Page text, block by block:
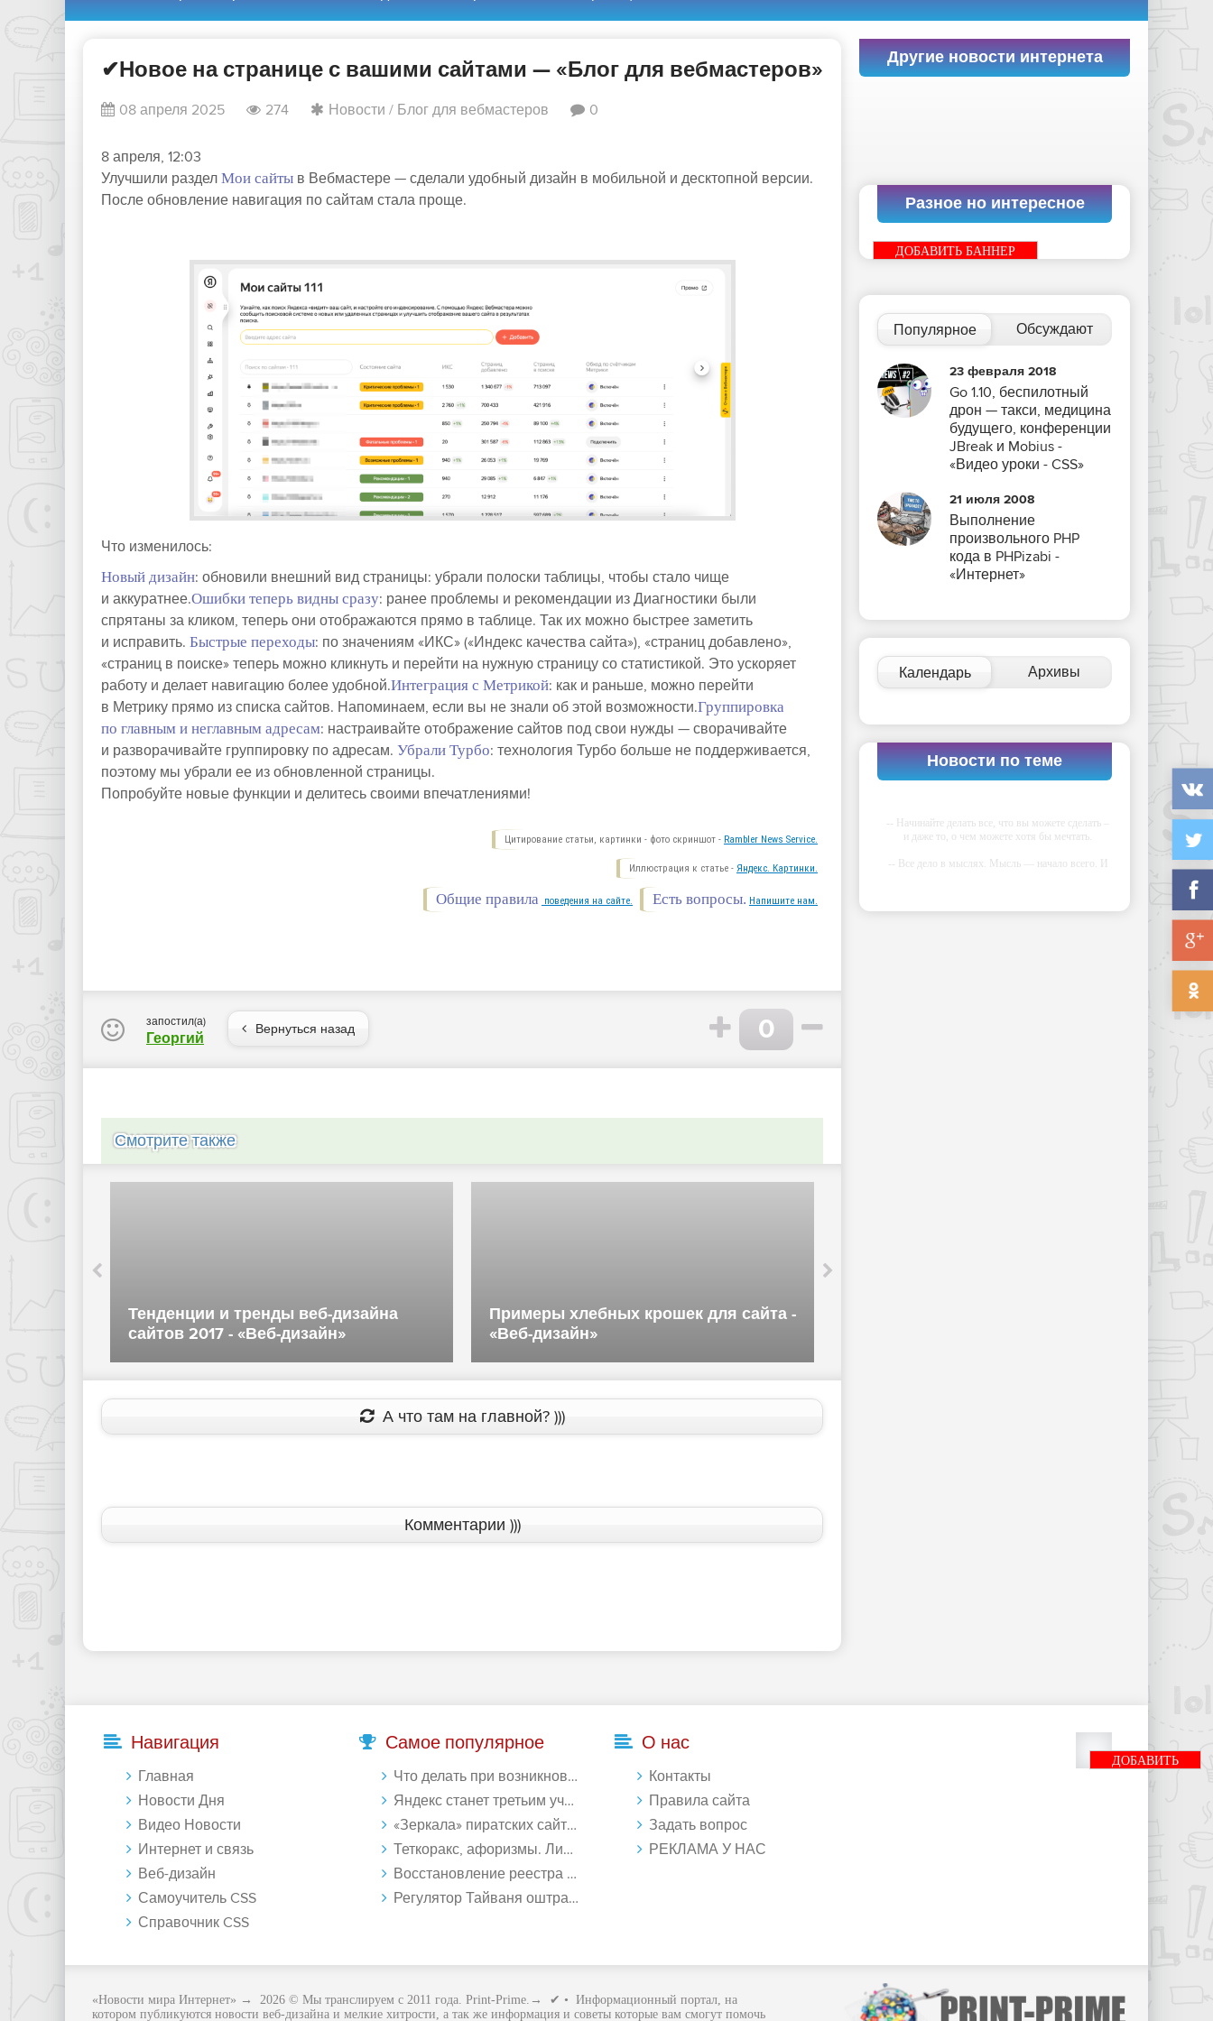
✔Новое на странице с вашими сайтами — «Блог для вебмастеров»
08 апреля 2025 274 Новости / Блог для вебмастеров 0
8 апреля, 12:03
Улучшили раздел Мои сайты в Вебмастере — сделали удобный дизайн в мобильной и десктопной версии.
После обновление навигация по сайтам стала проще.
Что изменилось:
Новый дизайн: обновили внешний вид страницы: убрали полоски таблицы, чтобы стало чище
и аккуратнее.Ошибки теперь видны сразу: ранее проблемы и рекомендации из Диагностики были
спрятаны за кликом, теперь они отображаются прямо в таблице. Так их можно быстрее заметить
и исправить. Быстрые переходы: по значениям «ИКС» («Индекс качества сайта»), «страниц добавлено»,
«страниц в поиске» теперь можно кликнуть и перейти на нужную страницу со статистикой. Это ускоряет
работу и делает навигацию более удобной.Интеграция с Метрикой: как и раньше, можно перейти
в Метрику прямо из списка сайтов. Напоминаем, если вы не знали об этой возможности.Группировка
по главным и неглавным адресам: настраивайте отображение сайтов под свои нужды — сворачивайте
и разворачивайте группировку по адресам. Убрали Турбо: технология Турбо больше не поддерживается,
поэтому мы убрали ее из обновленной страницы.
Попробуйте новые функции и делитесь своими впечатлениями!
Цитирование статьи, картинки - фото скриншот - Rambler News Service.
Иллюстрация к статье - Яндекс. Картинки.
Есть вопросы. Напишите нам.
Общие правила поведения на сайте.
запостил(а)
Георгий
Вернуться назад 0
Смотрите также
Тенденции и тренды веб-дизайна
сайтов 2017 - «Веб-дизайн»
Примеры хлебных крошек для сайта -
«Веб-дизайн»
А что там на главной? )))
Комментарии )))
Другие новости интернета
Разное но интересное
ДОБАВИТЬ БАННЕР
Популярное Обсуждают
23 февраля 2018
Go 1.10, беспилотный
дрон — такси, медицина
будущего, конференции
JBreak и Mobius -
«Видео уроки - CSS»
21 июля 2008
Выполнение
произвольного PHP
кода в PHPizabi -
«Интернет»
Календарь Архивы
Новости по теме
-- Начинайте делать все, что вы можете сделать –
и даже то, о чем можете хотя бы мечтать.
-- Все дело в мыслях. Мысль — начало всего. И
Навигация
Главная
Новости Дня
Видео Новости
Интернет и связь
Веб-дизайн
Самоучитель CSS
Справочник CSS
Самое популярное
Что делать при возникновении ошибки Download interrupted в Chrome - «Windows»
Яндекс станет третьим участником в процессе ФАС против Google - «Интернет»
«Зеркала» пиратских сайтов будут блокироваться! - «Интернет»
Теткоракс, афоризмы. Лист 1. - «Афоризмы»
Восстановление реестра Windows 10: как восстановить реестр Виндовс 10 - «Windows»
Регулятор Тайваня оштрафует Qualcomm на $774 млн - «Новости сети»
О нас
Контакты
Правила сайта
Задать вопрос
РЕКЛАМА У НАС
ДОБАВИТЬ
«Новости мира Интернет» → 2026 © Мы транслируем с 2011 года. Print-Prime.→ ✔ • Информационный портал, на
котором публикуются новости веб-дизайна и мелкие хитрости, а так же информация и советы которые вам смогут помочь